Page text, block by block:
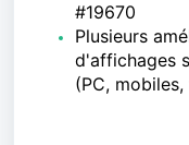
#19670
Plusieurs
d'affichages
(PC,